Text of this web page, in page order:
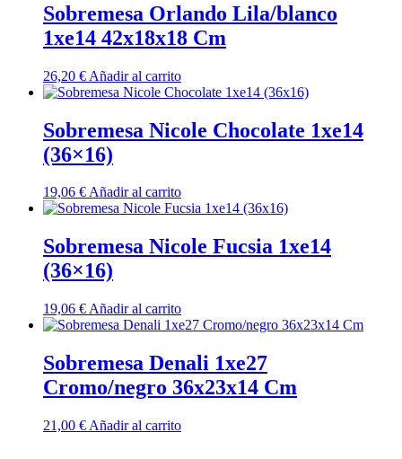
Sobremesa Orlando Lila/blanco
1xe14 42x18x18 Cm
26,20 € Añadir al carrito
Sobremesa Nicole Chocolate 1xe14
(36×16)
19,06 €Añadir al carrito
Sobremesa Nicole Fucsia 1xe14
(36×16)
19,06 € Añadir al carrito
Sobremesa Denali 1xe27
Cromo/negro 36x23x14 Cm
21,00 € Añadir al carrito